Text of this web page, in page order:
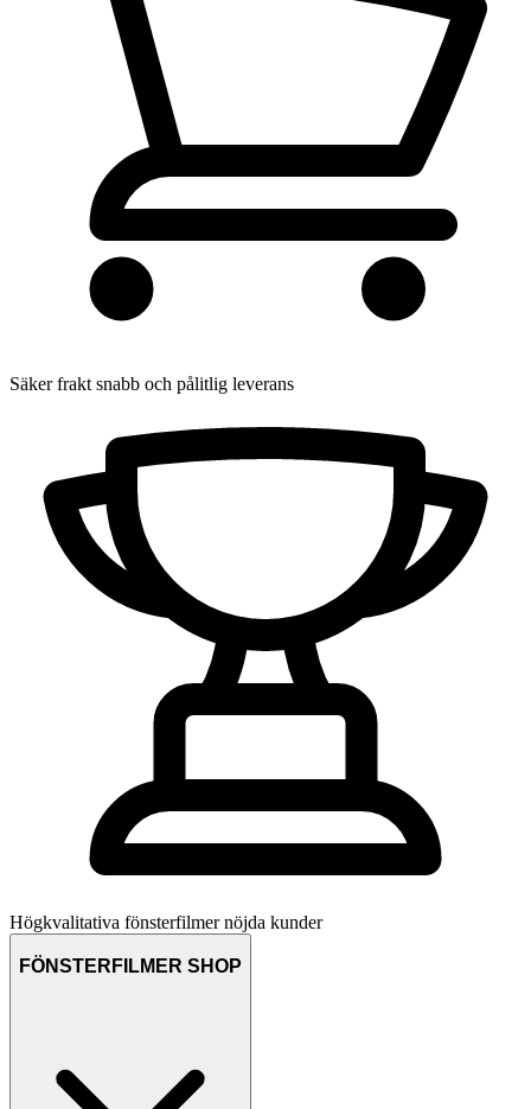
Säker frakt snabb och pålitlig leverans
Högkvalitativa fönsterfilmer nöjda kunder
FÖNSTERFILMER SHOP